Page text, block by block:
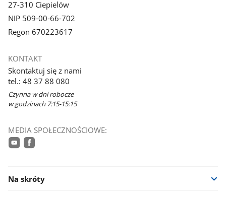
27-310 Ciepielów
NIP 509-00-66-702
Regon 670223617
KONTAKT
Skontaktuj się z nami
tel.: 48 37 88 080
Czynna w dni robocze
w godzinach 7:15-15:15
MEDIA SPOŁECZNOŚCIOWE:
Na skróty